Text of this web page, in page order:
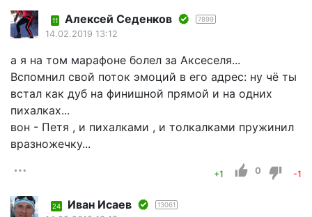
11 Алексей Седенков 7899
14.02.2019 13:12
а я на том марафоне болел за Аксеселя...
Вспомнил свой поток эмоций в его адрес: ну чё ты
встал как дуб на финишной прямой и на одних
пихалках...
вон - Петя , и пихалками , и толкалками пружинил
вразножечку...
+1 0 -1
24 Иван Исаев 13061